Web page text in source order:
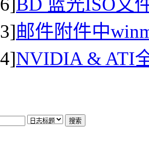
邮件附件中
NVIDIA & ATI